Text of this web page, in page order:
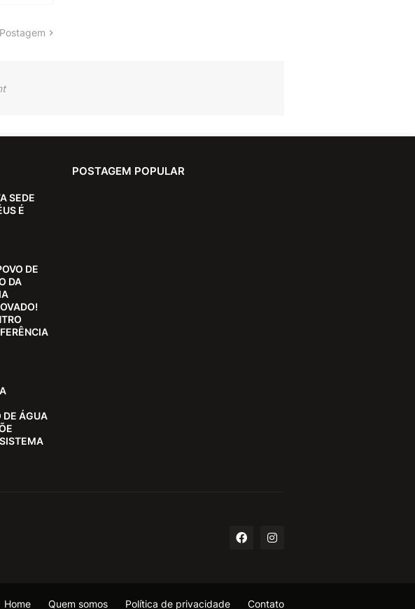
SEDE
É
DE
DA
DE ÁGUA
POSTAGEM POPULAR
Home Quem somos Política de privacidade Contato